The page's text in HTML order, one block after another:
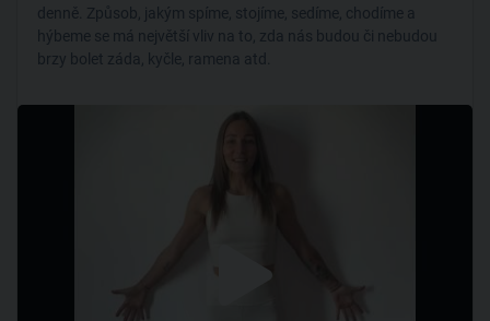
denně. Způsob, jakým spíme, stojíme, sedíme, chodíme a
hýbeme se má největší vliv na to, zda nás budou či nebudou
brzy bolet záda, kyčle, ramena atd.